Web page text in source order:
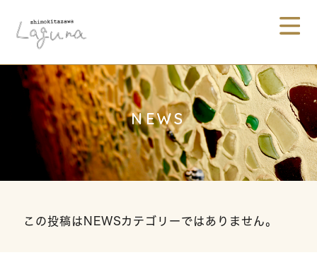
NEWS
この投稿はNEWSカテゴリーではありません。